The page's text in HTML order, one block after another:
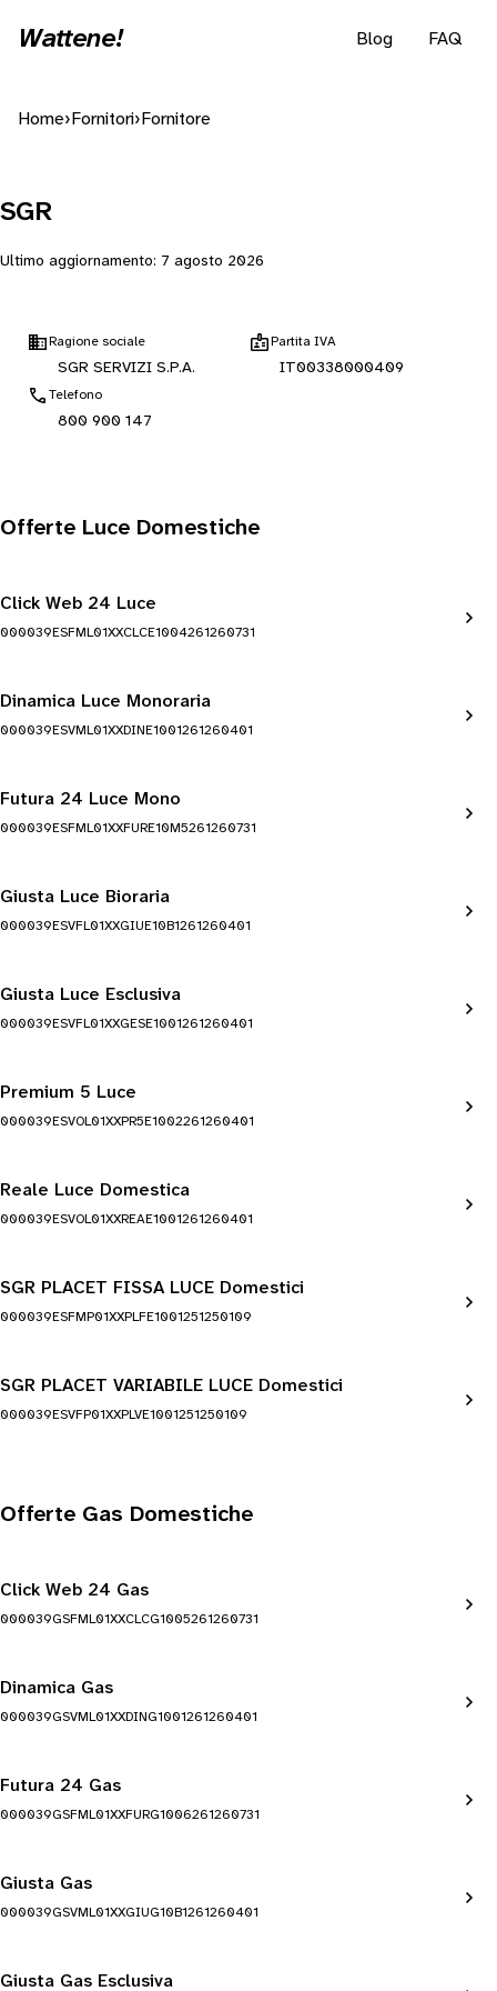
Wattene! Blog FAQ
Home› Fornitori› Fornitore
SGR
Ultimo aggiornamento: 7 agosto 2026
Ragione sociale
SGR SERVIZI S.P.A.
Partita IVA
IT00338000409
Telefono
800 900 147
Offerte Luce Domestiche
Click Web 24 Luce
000039ESFML01XXCLCE1004261260731
Dinamica Luce Monoraria
000039ESVML01XXDINE1001261260401
Futura 24 Luce Mono
000039ESFML01XXFURE10M5261260731
Giusta Luce Bioraria
000039ESVFL01XXGIUE10B1261260401
Giusta Luce Esclusiva
000039ESVFL01XXGESE1001261260401
Premium 5 Luce
000039ESVOL01XXPR5E1002261260401
Reale Luce Domestica
000039ESVOL01XXREAE1001261260401
SGR PLACET FISSA LUCE Domestici
000039ESFMP01XXPLFE1001251250109
SGR PLACET VARIABILE LUCE Domestici
000039ESVFP01XXPLVE1001251250109
Offerte Gas Domestiche
Click Web 24 Gas
000039GSFML01XXCLCG1005261260731
Dinamica Gas
000039GSVML01XXDING1001261260401
Futura 24 Gas
000039GSFML01XXFURG1006261260731
Giusta Gas
000039GSVML01XXGIUG10B1261260401
Giusta Gas Esclusiva